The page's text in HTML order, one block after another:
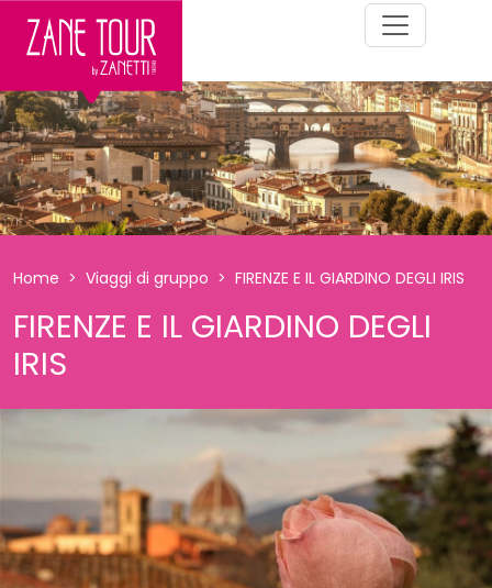
Home Viaggi di gruppo FIRENZE E IL GIARDINO DEGLI IRIS
FIRENZE E IL GIARDINO DEGLI
IRIS